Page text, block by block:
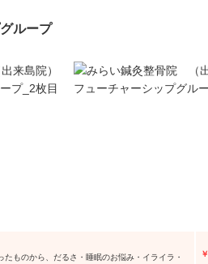
ループ
ものから、だるさ・睡眠のお悩み・イライラ・
￥